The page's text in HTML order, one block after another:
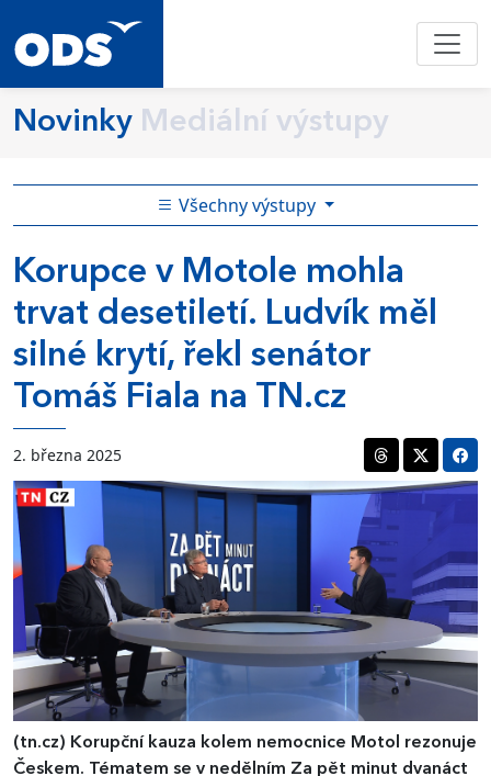
Novinky Mediální výstupy
Všechny výstupy
Korupce v Motole mohla
trvat desetiletí. Ludvík měl
silné krytí, řekl senátor
Tomáš Fiala na TN.cz
2. března 2025
(tn.cz) Korupční kauza kolem nemocnice Motol rezonuje
Českem. Tématem se v nedělním Za pět minut dvanáct